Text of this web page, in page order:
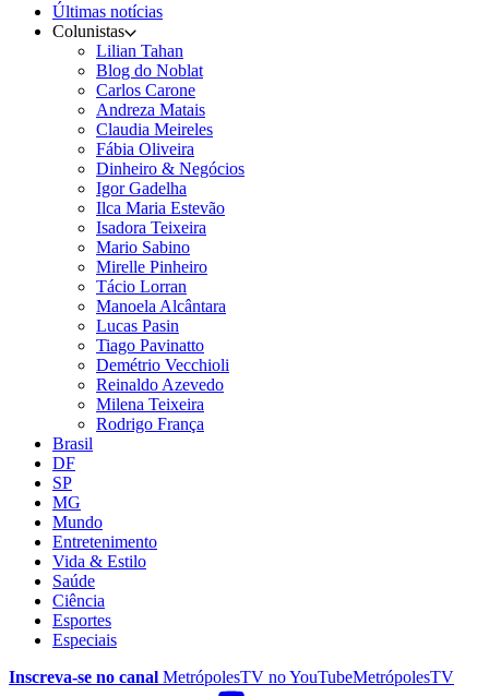
Últimas notícias
Colunistas
Lilian Tahan
Blog do Noblat
Carlos Carone
Andreza Matais
Claudia Meireles
Fábia Oliveira
Dinheiro & Negócios
Igor Gadelha
Ilca Maria Estevão
Isadora Teixeira
Mario Sabino
Mirelle Pinheiro
Tácio Lorran
Manoela Alcântara
Lucas Pasin
Tiago Pavinatto
Demétrio Vecchioli
Reinaldo Azevedo
Milena Teixeira
Rodrigo França
Brasil
DF
SP
MG
Mundo
Entretenimento
Vida & Estilo
Saúde
Ciência
Esportes
Especiais
Inscreva-se no canal MetrópolesTV noYouTubeMetrópolesTV